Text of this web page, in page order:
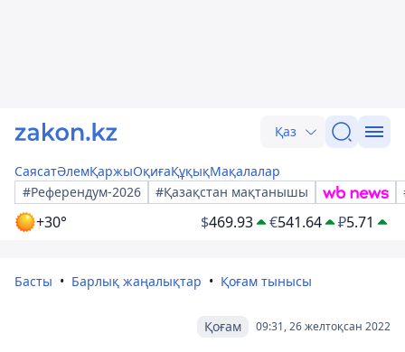
Қаз
СаясатӘлемҚаржыОқиғаҚұқықМақалалар
#Референдум-2026
#Қазақстан мақтанышы
+30° $469.93 €541.64 ₽5.71
Басты Барлық жаңалықтар Қоғам тынысы
09:31, 26 желтоқсан 2022
Қоғам